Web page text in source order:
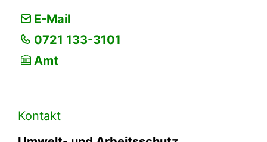
E-Mail
0721 133-3101
Amt
Kontakt